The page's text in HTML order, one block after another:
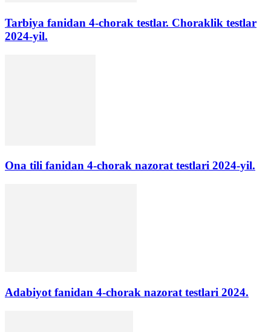
Tarbiya fanidan 4-chorak testlar. Choraklik testlar
2024-yil.
Ona tili fanidan 4-chorak nazorat testlari 2024-yil.
Adabiyot fanidan 4-chorak nazorat testlari 2024.